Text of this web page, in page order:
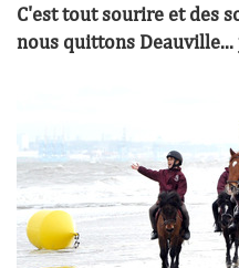
C'est tout sourire et des
nous quittons